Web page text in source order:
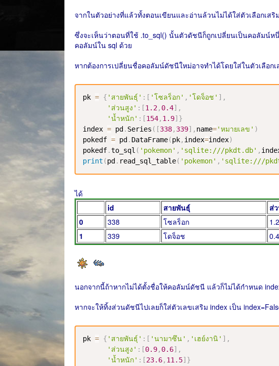
จากในตัวอย่างที่แล้วทั้งตอนเขียนและอ่านล้วนไม่ได้ใส่ตัวเลือกเสริ
ซึ่งจะเห็นว่าตอนที่ใช้ .to_sql() นั้นตัวดัชนีก็ถูกเปลี่ยนเป็นคอลัมน์
คอลัมน์ใน sql ด้วย
หากต้องการเปลี่ยนชื่อคอลัมน์ดัชนีใหม่อาจทำได้โดยใส่ในตัวเลือกเ
pk = { 'สายพันธุ์' : [ 'โซลร็อก' , 'โดจ็อช' ] ,
'ส่วนสูง' : [1.2, 0.4] ,
'น้ำหนัก' : [154, 1.9] }
index = pd . Series ( [338, 339] , name='หมายเลข' )
pokedf = pd . DataFrame(pk, index=index)
pokedf.to_sql ( 'pokemon' , 'sqlite:///pkdt.db' ,
print (pd . read_sql_table( 'pokemon' , 'sqlite:///
ได้
id
สายพันธุ์ ส่
0
338 โซลร็อก 1.2
1
339 โดจ็อช 0.4
นอกจากนี้ถ้าหากไม่ได้ตั้งชื่อให้คอลัมน์ดัชนี แล้วก็ไม่ได้กำหนด
หากจะให้ทิ้งส่วนดัชนีไปเลยก็ใส่ตัวเลขเสริม index เป็น
pk = { 'สายพันธุ์' : [ 'นามาซึน' , 'เฮย์งานิ' ] ,
'ส่วนสูง' : [0.9, 0.6] ,
'น้ำหนัก' : [23.6, 11.5] }